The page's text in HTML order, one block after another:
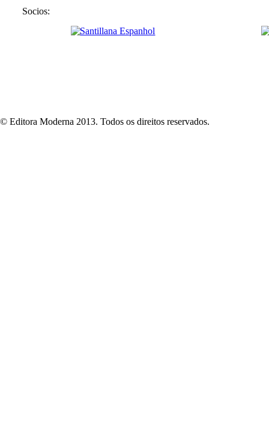
Socios:
© Editora Moderna 2013. Todos os direitos reservados.